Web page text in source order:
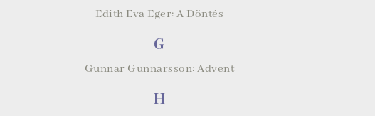
Edith Eva Eger: A Döntés
G
Gunnar Gunnarsson: Advent
H